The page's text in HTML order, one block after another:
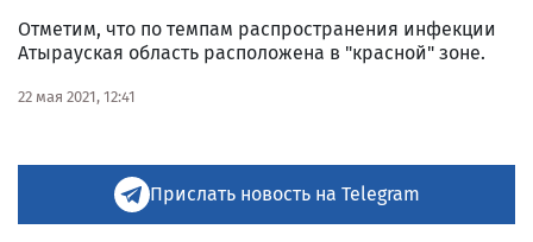
Отметим, что по темпам распространения инфекции
Атырауская область расположена в "красной" зоне.
22 мая 2021, 12:41
Прислать новость на Telegram